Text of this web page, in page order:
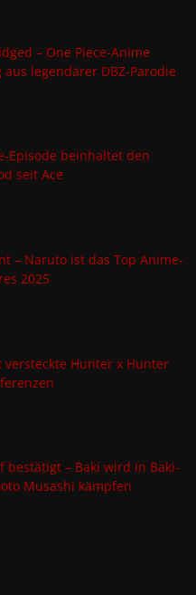
– One Piece-Anime
legendärer DBZ-Parodie
Episode beinhaltet den
seit Ace
– Naruto ist das Top Anime-
2025
versteckte Hunter x Hunter
bestätigt – Baki wird in Baki-
Musashi kämpfen